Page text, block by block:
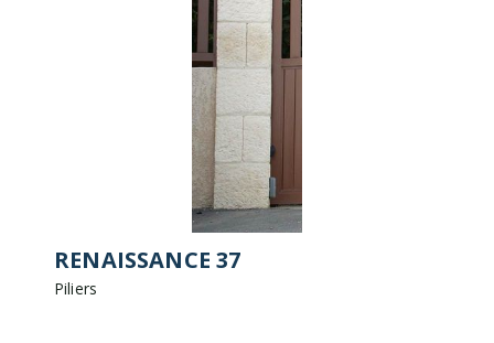
RENAISSANCE 37
Piliers